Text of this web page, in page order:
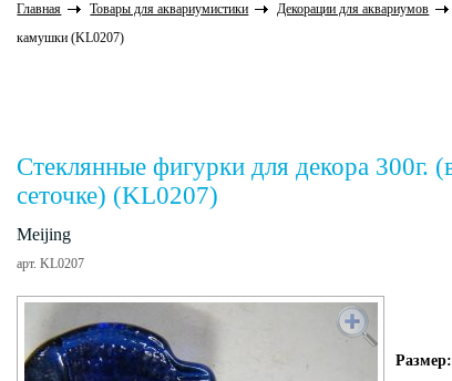
Главная Товары для аквариумистики Декорации для аквариумов
камушки (KL0207)
Стеклянные фигурки для декора 300г.
сеточке) (KL0207)
Meijing
арт. KL0207